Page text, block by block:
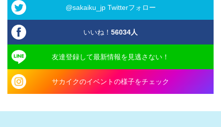
@sakaiku_jp Twitterフォロー
いいね！ 56034人
友達登録して最新情報を見逃さない！
サカイクのイベントの様子をチェック